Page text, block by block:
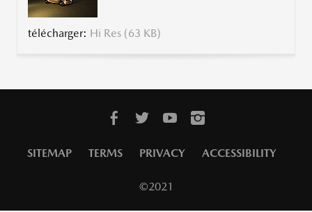
télécharger: Hi Res (63 KB)
SITEMAP TERMS PRIVACY ACCESSIBILITY
©2021